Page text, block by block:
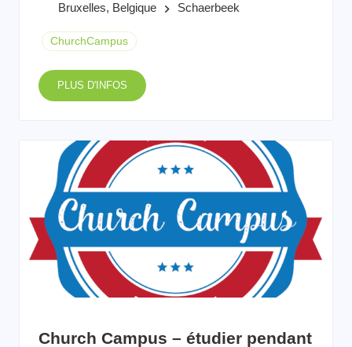
Bruxelles, Belgique
keyboard_arrow_right Schaerbeek
ChurchCampus
PLUS D'INFOS
Church Campus – étudier pendant